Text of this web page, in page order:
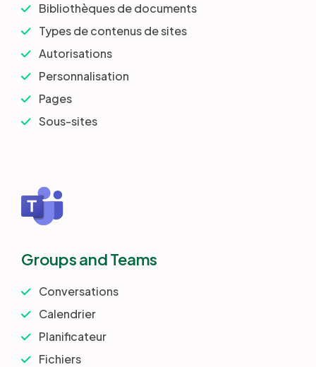
Bibliothèques de documents
Types de contenus de sites
Autorisations
Personnalisation
Pages
Sous-sites
Groups and Teams
Conversations
Calendrier
Planificateur
Fichiers